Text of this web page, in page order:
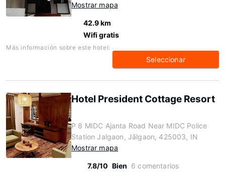
Mostrar mapa
42.9 km
Wifi gratis
Más información sobre este hotel:
Seleccionar
Hotel President Cottage Resort
P 8 MIDC Ajanta Road Near MIDC Police
Station Jalgaon, Jālgaon, 425003, IN
Mostrar mapa
7.8/10 Bien 6 comentarios